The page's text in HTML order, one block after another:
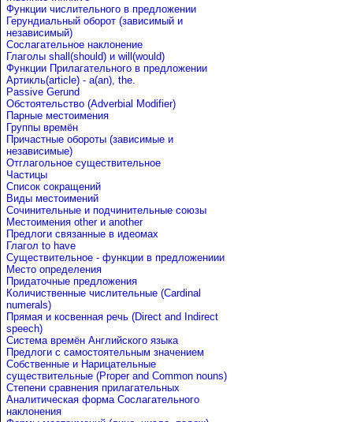
Функции числительного в предложении
Герундиальный оборот (зависимый и
независимый)
Сослагательное наклонение
Глаголы shall(should) и will(would)
Функции Прилагательного в предложении
Артикль(article) - a(an), the.
Passive Gerund
Обстоятельство (Adverbial Modifier)
Парные местоимения
Группы времён
Причастные обороты (зависимые и
независимые)
Отглагольное существительное
Частицы
Список сокращений
Виды местоимений
Сочинительные и подчинительные союзы
Местоимения other и another
Предлоги связанные в идеомах
Глагол to have
Существительное - функции в предложениии
Место определения
Придаточные предложения
Количиственные числительные (Cardinal
numerals)
Прямая и косвенная речь (Direct and Indirect
speech)
Система времён Английского языка
Предлоги с самостоятельным значением
Собственные и Нарицательные
cуществительные (Proper and Common nouns)
Степени сравнения прилагательных
Аналитическая форма Сослагательного
наклонения